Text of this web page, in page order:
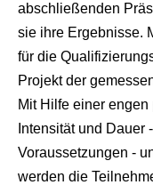
abschließenden
sie ihre Ergebnisse.
für die
Projekt der
Mit Hilfe einer
Intensität und Dauer
Voraussetzungen -
werden die